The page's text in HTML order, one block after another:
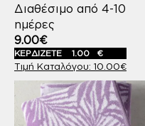
Διαθέσιμο από 4-10
ημέρες
10.00€
9.00€
ΚΕΡΔΙΖΕΤΕ 1.00 €